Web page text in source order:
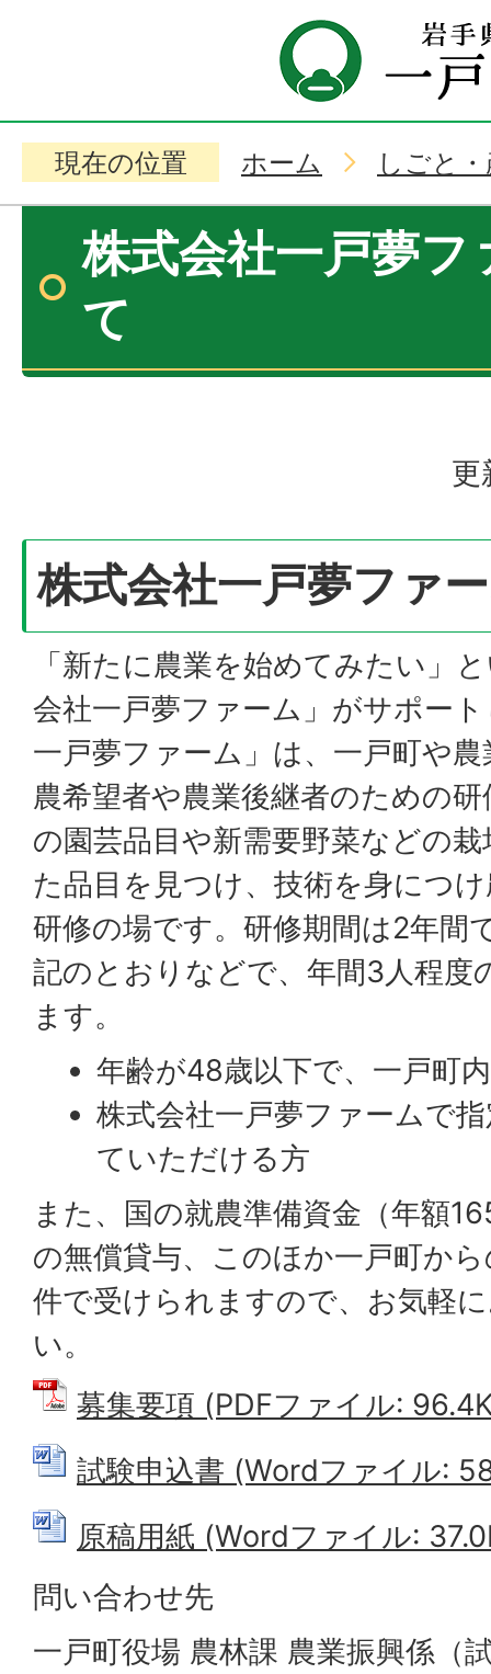
現在の位置 ホーム しごと
株式会社一戸夢フ
て
更
株式会社一戸夢ファ
「新たに農業を始めてみたい」
会社一戸夢ファーム」がサポー
一戸夢ファーム」は、一戸町や
農希望者や農業後継者のための
の園芸品目や新需要野菜などの
た品目を見つけ、技術を身につ
研修の場です。研修期間は2年間
記のとおりなどで、年間3人程度
ます。
年齢が48歳以下で、一戸町
株式会社一戸夢ファームで
ていただける方
また、国の就農準備資金（年額
の無償貸与、このほか一戸町か
件で受けられますので、お気軽
い。
募集要項 (PDFファイル:
試験申込書 (Wordファイル:
原稿用紙 (Wordファイル:
問い合わせ先
一戸町役場 農林課 農業振興係（